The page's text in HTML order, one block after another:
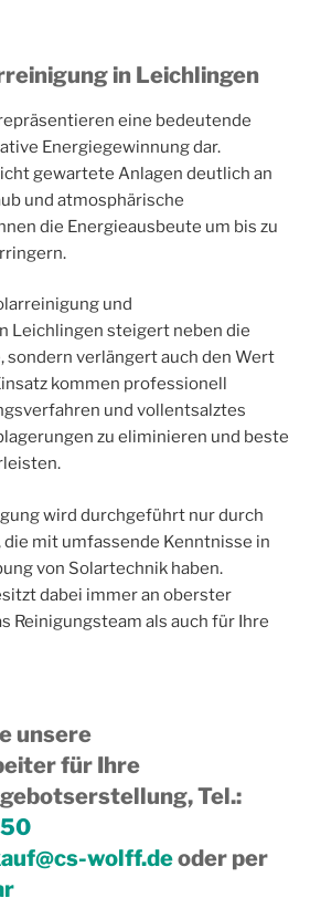
in Leichlingen
eine bedeutende
Energiegewinnung dar.
gewartete Anlagen deutlich an
und atmosphärische
die Energieausbeute um bis zu
und
Leichlingen steigert neben die
sondern verlängert auch den Wert
kommen professionell
und vollentsalztes
zu eliminieren und beste
wird durchgeführt nur durch
mit umfassende Kenntnisse in
von Solartechnik haben.
dabei immer an oberster
Reinigungsteam als auch für Ihre
unsere
für Ihre
Tel.:
wolff.deoder per